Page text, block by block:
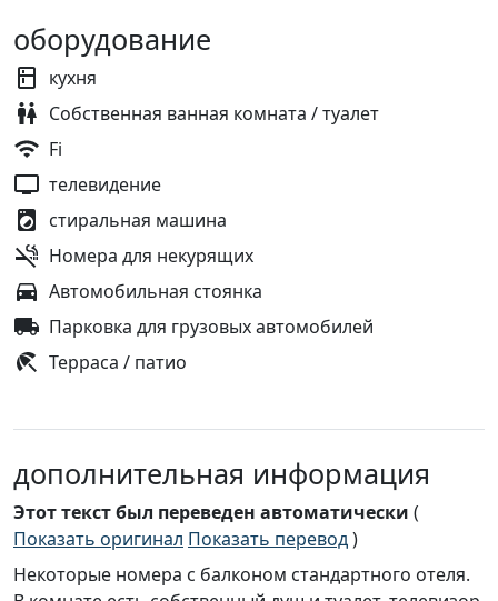
оборудование
кухня
Собственная ванная комната / туалет
Fi
телевидение
стиральная машина
Номера для некурящих
Автомобильная стоянка
Парковка для грузовых автомобилей
Терраса / патио
дополнительная информация
Этот текст был переведен автоматически (
Показать оригинал Показать перевод)
Некоторые номера с балконом стандартного отеля.